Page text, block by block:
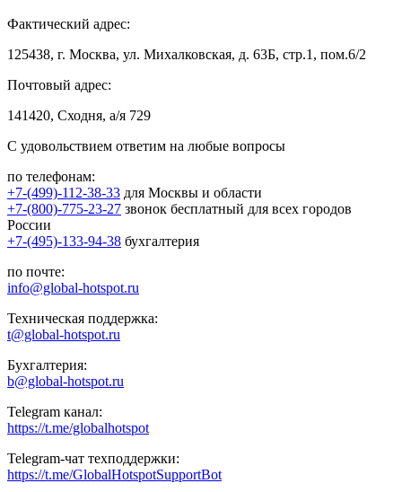
Фактический адрес:
125438, г. Москва, ул. Михалковская, д. 63Б, стр.1, пом.6/2
Почтовый адрес:
141420, Сходня, а/я 729
С удовольствием ответим на любые вопросы
по телефонам:
+7-(499)-112-38-33 для Москвы и области
+7-(800)-775-23-27 звонок бесплатный для всех городов
России
+7-(495)-133-94-38 бухгалтерия
по почте:
info@global-hotspot.ru
Техническая поддержка:
t@global-hotspot.ru
Бухгалтерия:
b@global-hotspot.ru
Telegram канал:
https://t.me/globalhotspot
Telegram-чат техподдержки:
https://t.me/GlobalHotspotSupportBot